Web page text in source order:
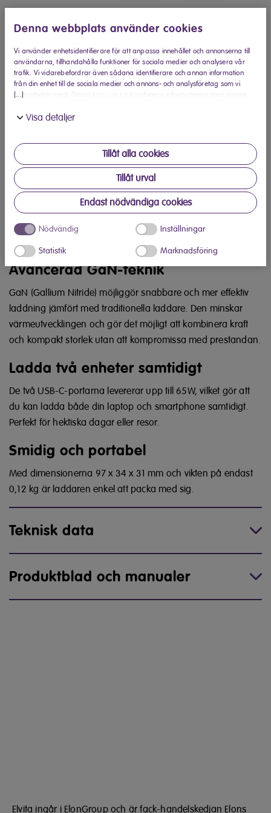
Denna webbplats använder cookies
[...]
Vi använder enhetsidentifierare för att anpassa innehållet och annonserna till
användarna, tillhandahålla funktioner för sociala medier och analysera vår
trafik. Vi vidarebefordrar även sådana identifierare och annan information
från din enhet till de sociala medier och annons- och analysföretag som vi
samarbetar med. Dessa kan i sin tur kombinera informationen med annan
använt deras tjänster.
Visa detaljer
Tillåt alla cookies
Tillåt urval
Endast nödvändiga cookies
Nödvändig Inställningar
Statistik Marknadsföring
Hitta din närmaste Elon-butik
Produktinformation
USB-C, 65W Elvita
Elvita Mini-Charger GaN 65W är en högpresterande och
kompakt laddare med två USB-C-portar. Med den
avancerade GaN-tekniken levererar den snabb och effektiv
laddning till smartphones, surfplattor och bärbara datorer –
allt i en liten och lätt design.
Avancerad GaN-teknik
GaN (Gallium Nitride) möjliggör snabbare och mer effektiv
laddning jämfört med traditionella laddare. Den minskar
värmeutvecklingen och gör det möjligt att kombinera kraft
och kompakt storlek utan att kompromissa med prestandan.
Ladda två enheter samtidigt
De två USB-C-portarna levererar upp till 65W, vilket gör att
du kan ladda både din laptop och smartphone samtidigt.
Perfekt för hektiska dagar eller resor.
Smidig och portabel
Med dimensionerna 97 x 34 x 31 mm och vikten på endast
0,12 kg är laddaren enkel att packa med sig.
Teknisk data
Produktblad och manualer
Elvita ingår i ElonGroup och är fack-handelskedjan Elons